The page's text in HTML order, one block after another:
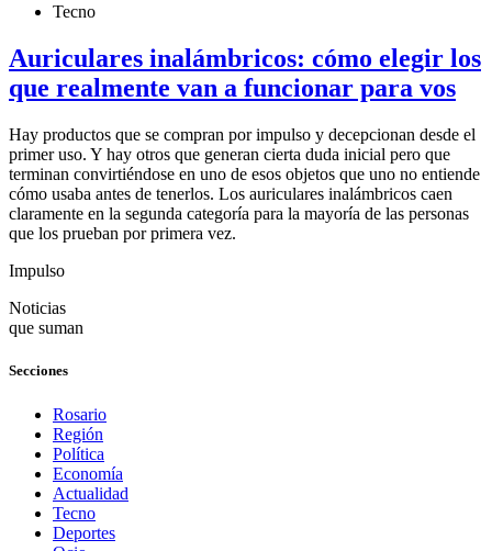
Tecno
Auriculares inalámbricos: cómo elegir los
que realmente van a funcionar para vos
Hay productos que se compran por impulso y decepcionan desde el
primer uso. Y hay otros que generan cierta duda inicial pero que
terminan convirtiéndose en uno de esos objetos que uno no entiende
cómo usaba antes de tenerlos. Los auriculares inalámbricos caen
claramente en la segunda categoría para la mayoría de las personas
que los prueban por primera vez.
Impulso
Noticias
que suman
Secciones
Rosario
Región
Política
Economía
Actualidad
Tecno
Deportes